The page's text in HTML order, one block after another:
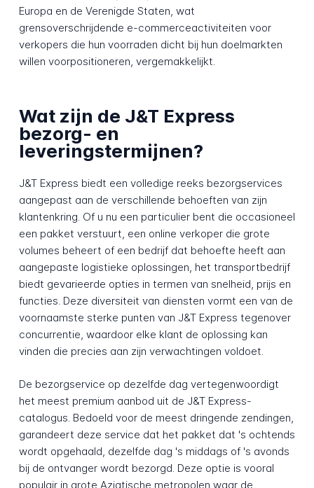
Europa en de Verenigde Staten, wat
grensoverschrijdende e-commerceactiviteiten voor
verkopers die hun voorraden dicht bij hun doelmarkten
willen voorpositioneren, vergemakkelijkt.
Wat zijn de J&T Express
bezorg- en
leveringstermijnen?
J&T Express biedt een volledige reeks bezorgservices
aangepast aan de verschillende behoeften van zijn
klantenkring. Of u nu een particulier bent die occasioneel
een pakket verstuurt, een online verkoper die grote
volumes beheert of een bedrijf dat behoefte heeft aan
aangepaste logistieke oplossingen, het transportbedrijf
biedt gevarieerde opties in termen van snelheid, prijs en
functies. Deze diversiteit van diensten vormt een van de
voornaamste sterke punten van J&T Express tegenover
concurrentie, waardoor elke klant de oplossing kan
vinden die precies aan zijn verwachtingen voldoet.
De bezorgservice op dezelfde dag vertegenwoordigt
het meest premium aanbod uit de J&T Express-
catalogus. Bedoeld voor de meest dringende zendingen,
garandeert deze service dat het pakket dat 's ochtends
wordt opgehaald, dezelfde dag 's middags of 's avonds
bij de ontvanger wordt bezorgd. Deze optie is vooral
populair in grote Aziatische metropolen waar de